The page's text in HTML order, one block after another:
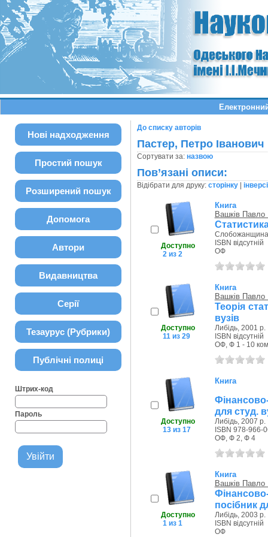
Нові надходження
Простий пошук
Розширений пошук
Допомога
Автори
Видавництва
Серії
Тезаурус (Рубрики)
Публічні полиці
Штрих-код
Пароль
До списку авторів
Пастер, Петро Іванович
Сортувати за: назвою
Пов’язані описи:
Відібрати для друку: сторінку|
Доступно
2 из 2
Книга
Вашків Павло
ISBN відсутній
ОФ
Доступно
11 из 29
Книга
Вашків Павло
Теорія
вузів
Либідь, 2001 р.
ISBN відсутній
ОФ, Ф 1 - 10
Доступно
13 из 17
Книга
для студ.
Либідь, 2007 р.
ISBN 978-966-
ОФ, Ф 2, Ф 4
Доступно
1 из 1
Книга
Вашків Павло
посібник
Либідь, 2003 р.
ISBN відсутній
ОФ